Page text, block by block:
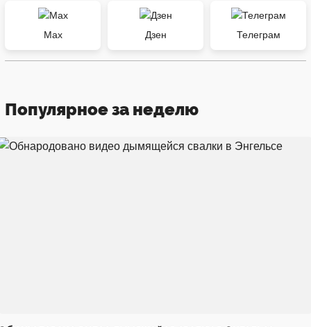
Max Дзен Телеграм
Популярное за неделю